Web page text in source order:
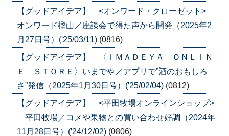
【グッドアイデア】 <オンワード・クローゼット>
オンワード樫山／座談会で得た声から開発（2025年2
月27日号）('25/03/11) (0816)
【グッドアイデア】 〈ＩＭＡＤＥＹＡ ＯＮＬＩＮ
Ｅ ＳＴＯＲＥ〉いまでや／アプリで”酒のおもしろ
さ”発信（2025年1月30日号）('25/02/04) (0812)
【グッドアイデア】 <平田牧場オンラインショップ>
平田牧場／コメや果物との買い合わせ好調（2024年
11月28日号）('24/12/02) (0806)